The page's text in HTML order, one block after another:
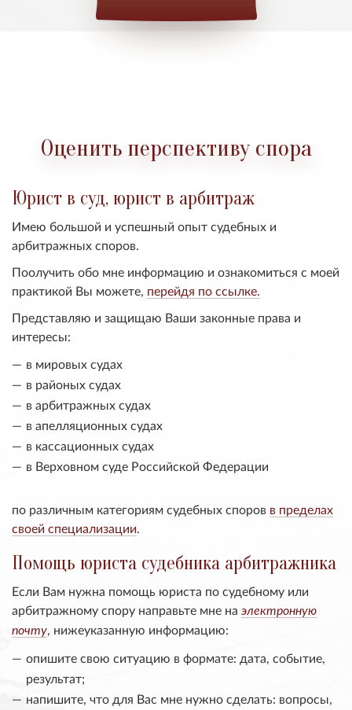
Оценить перспективу спора
Юрист в суд, юрист в арбитраж
Имею большой и успешный опыт судебных и
арбитражных споров.
Поолучить обо мне информацию и ознакомиться с моей
практикой Вы можете, перейдя по ссылке.
Представляю и защищаю Ваши законные права и
интересы:
в мировых судах
в районых судах
в арбитражных судах
в апелляционных судах
в кассационных судах
в Верховном суде Российской Федерации
по различным категориям судебных споров в пределах
своей специализации
Помощь юриста судебника арбитражника
Если Вам нужна помощь юриста по судебному или
арбитражному спору направьте мне на электронную
почту , нижеуказанную информацию:
опишите свою ситуацию в формате: дата, событие,
результат;
напишите, что для Вас мне нужно сделать: вопросы,